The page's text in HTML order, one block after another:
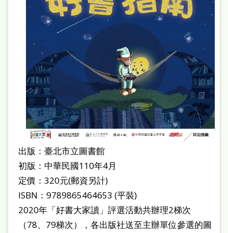
出版：臺北市立圖書館
初版：中華民國110年4月
定價：320元(郵資另計)
ISBN：9789865464653 (平裝)
2020年「好書大家讀」評選活動共辦理2梯次
（78、79梯次），各出版社送至主辦單位參選的圖